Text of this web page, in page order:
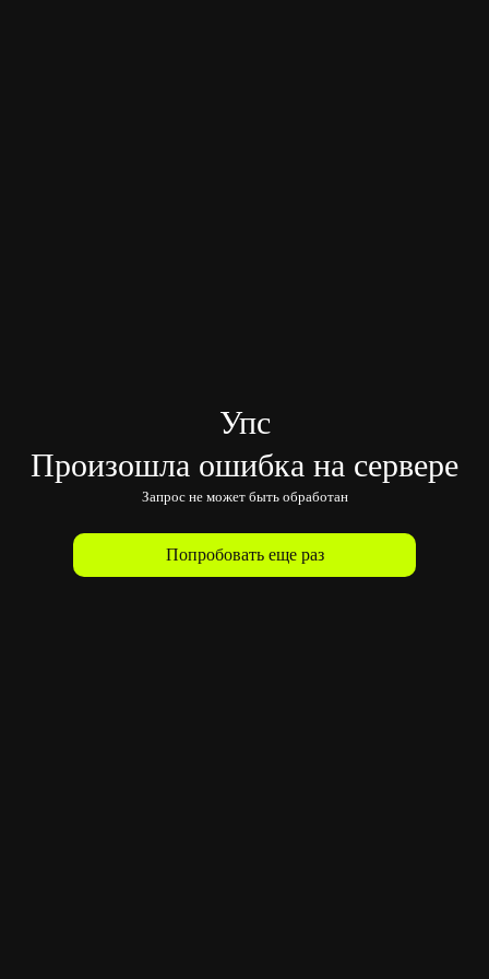
Упс
Произошла ошибка на сервере
Запрос не может быть обработан
Попробовать еще раз